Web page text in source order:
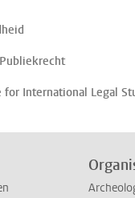
for International Legal